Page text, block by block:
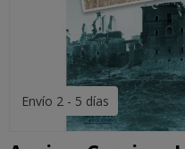
Envío 2 - 5 días